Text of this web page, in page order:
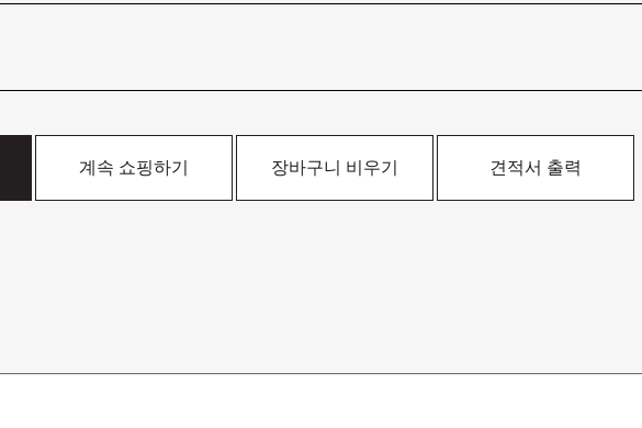
계속 쇼핑하기 장바구니 비우기 견적서 출력